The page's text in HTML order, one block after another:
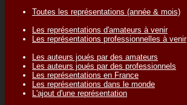
Toutes les représentations (année & mois)
Les représentations d'amateurs à venir
Les représentations professionnelles à venir
Les auteurs joués par des amateurs
Les auteurs joués par des professionnels
Les représentations en France
Les représentations dans le monde
L'ajout d'une représentation